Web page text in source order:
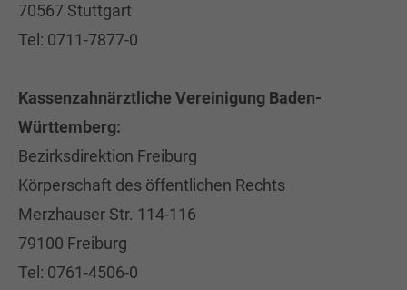
70567 Stuttgart
Tel: 0711-7877-0
Kassenzahnärztliche Vereinigung Baden-
Württemberg:
Bezirksdirektion Freiburg
Körperschaft des öffentlichen Rechts
Merzhauser Str. 114-116
79100 Freiburg
Tel: 0761-4506-0